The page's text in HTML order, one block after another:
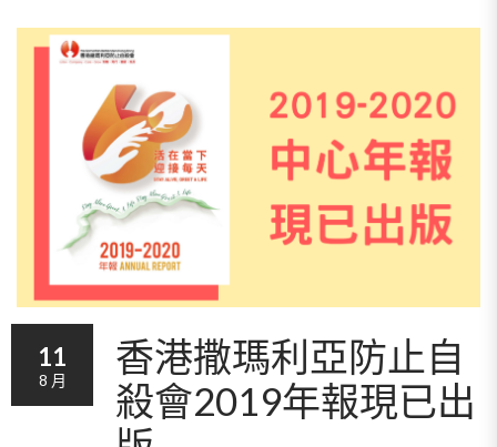
香港撒瑪利亞防止自
殺會2019年報現已出
11
8 月